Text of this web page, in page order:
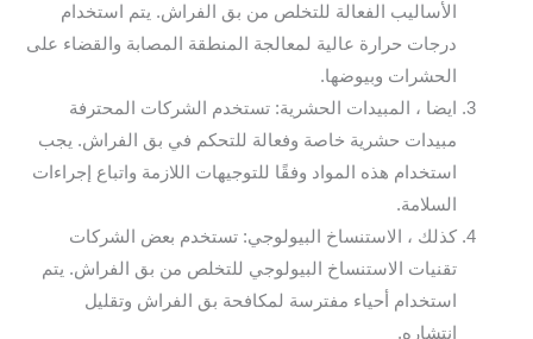
الأساليب الفعالة للتخلص من بق الفراش. يتم استخدام
درجات حرارة عالية لمعالجة المنطقة المصابة والقضاء على
الحشرات وبيوضها.
ايضا ، المبيدات الحشرية: تستخدم الشركات المحترفة
مبيدات حشرية خاصة وفعالة للتحكم في بق الفراش. يجب
استخدام هذه المواد وفقًا للتوجيهات اللازمة واتباع إجراءات
السلامة.
كذلك ، الاستنساخ البيولوجي: تستخدم بعض الشركات
تقنيات الاستنساخ البيولوجي للتخلص من بق الفراش. يتم
استخدام أحياء مفترسة لمكافحة بق الفراش وتقليل
انتشاره.